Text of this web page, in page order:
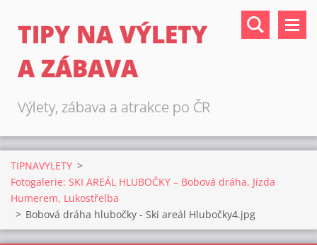
TIPY NA VÝLETY
A ZÁBAVA
Výlety, zábava a atrakce po ČR
TIPNAVYLETY >
Fotogalerie: SKI AREÁL HLUBOČKY – Bobová dráha, Jízda
Humerem, Lukostřelba
> Bobová dráha hlubočky - Ski areál Hlubočky4.jpg